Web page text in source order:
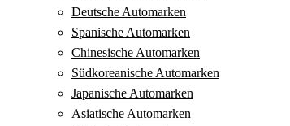
Deutsche Automarken
Spanische Automarken
Chinesische Automarken
Südkoreanische Automarken
Japanische Automarken
Asiatische Automarken